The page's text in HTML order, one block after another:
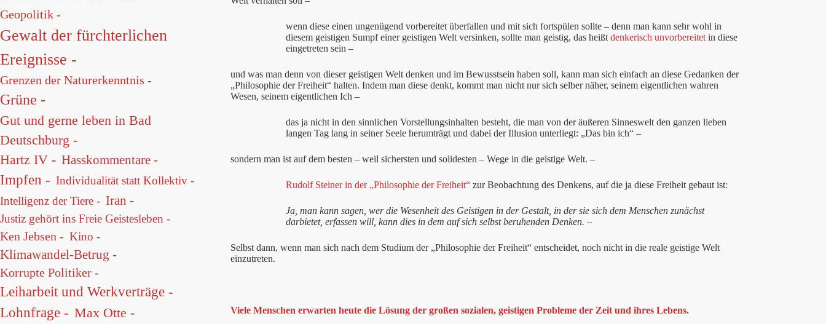
wenn diese einen ungenügend vorbereitet überfallen und mit sich fortspülen sollte – denn man kann sehr wohl in
diesem geistigen Sumpf einer geistigen Welt versinken, sollte man geistig, das heißt denkerisch unvorbereitetin diese
eingetreten sein –
und was man denn von dieser geistigen Welt denken und im Bewusstsein haben soll, kann man sich einfach an diese Gedanken der
„Philosophie der Freiheit“ halten. Indem man diese denkt, kommt man nicht nur sich selber näher, seinem eigentlichen wahren
Wesen, seinem eigentlichen Ich –
das ja nicht in den sinnlichen Vorstellungsinhalten besteht, die man von der äußeren Sinneswelt den ganzen lieben
langen Tag lang in seiner Seele herumträgt und dabei der Illusion unterliegt: „Das bin ich“ –
sondern man ist auf dem besten – weil sichersten und solidesten – Wege in die geistige Welt. –
Rudolf Steiner in der „Philosophie der Freiheit“zur Beobachtung des Denkens, auf die ja diese Freiheit gebaut ist:
Ja, man kann sagen, wer die Wesenheit des Geistigen in der Gestalt, in der sie sich dem Menschen zunächst
darbietet, erfassen will, kann dies in dem auf sich selbst beruhenden Denken. –
Selbst dann, wenn man sich nach dem Studium der „Philosophie der Freiheit“ entscheidet, noch nicht in die reale geistige Welt
einzutreten.
Viele Menschen erwarten heute die Lösung der großen sozialen, geistigen Probleme der Zeit und ihres Lebens.
Geopolitik -
Gewalt der fürchterlichen
Ereignisse -
Grenzen der Naturerkenntnis -
Grüne -
Gut und gerne leben in Bad
Deutschburg -
Hartz IV - Hasskommentare -
Impfen - Individualität statt Kollektiv -
Intelligenz der Tiere - Iran -
Justiz gehört ins Freie Geistesleben -
Ken Jebsen - Kino -
Klimawandel-Betrug -
Korrupte Politiker -
Leiharbeit und Werkverträge -
Lohnfrage - Max Otte -